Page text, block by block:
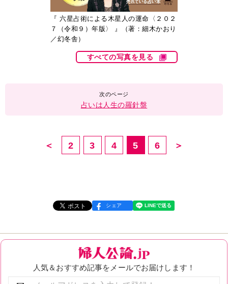
『 六星占術による木星人の運命〈２０２
７（令和９）年版〉 』（著：細木かおり
／幻冬舎）
すべての写真を見る
占いは人生の羅針盤
＜ 2 3 4 5 6 ＞
シェア